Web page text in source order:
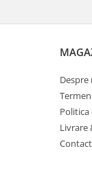
Accesorii
Ghilotine și
Calculatoare de
Distrugatoare
Cosuri de gunoi
Despre
Livrare
Contact